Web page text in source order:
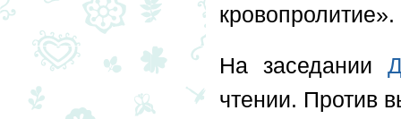
кровопролитие».
На заседании
чтении. Против